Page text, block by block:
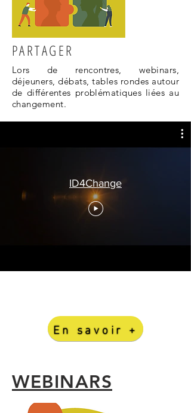
PARTAGER
Lors de rencontres, webinars,
déjeuners, débats, tables rondes autour
de différentes problématiques liées au
changement.
ID4Change
En savoir +
WEBINARS